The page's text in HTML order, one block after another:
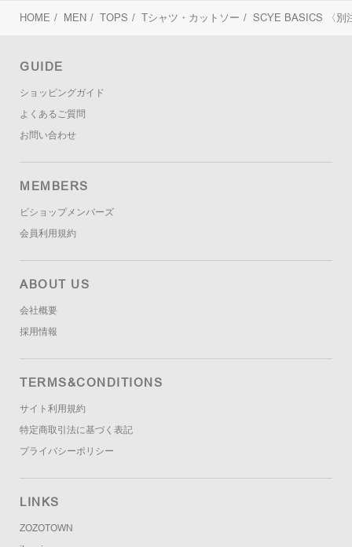
HOME / MEN / TOPS / Tシャツ・カットソー / SCYE BASICS 〈
GUIDE
ショッピングガイド
よくあるご質問
お問い合わせ
MEMBERS
ビショップメンバーズ
会員利用規約
ABOUT US
会社概要
採用情報
TERMS&CONDITIONS
サイト利用規約
特定商取引法に基づく表記
プライバシーポリシー
LINKS
ZOZOTOWN